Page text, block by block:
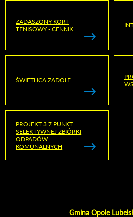
ZADASZONY KORT
TENISOWY - CENNIK
ŚWIETLICA ZADOLE
PROJEKT 3.7 PUNKT
SELEKTYWNEJ ZBIÓRKI
ODPADÓW
KOMUNALNYCH
Gmina Opole